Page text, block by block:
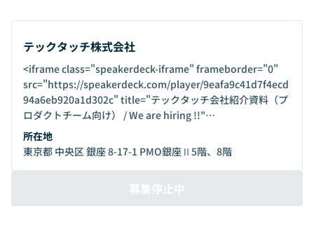
テックタッチ株式会社
<iframe class="speakerdeck-iframe" frameborder="0"
src="https://speakerdeck.com/player/9eafa9c41d7f4ecd
94a6eb920a1d302c" title="テックタッチ会社紹介資料（プ
ロダクトチーム向け） / We are hiring !!"
allowfullscreen="true" style="border: 0px; background:
padding-box padding-box rgba(0, 0, 0, 0.1); margin: 0px;
padding: 0px; border-radius: 6px; box-shadow: rgba(0, 0,
ratio: 560 / 315;" data-ratio="1.7777777777777777">
</iframe>▼企業概要テックタッチ株式会社 | Techtouch,
所在地
東京都 中央区 銀座 8-17-1 PMO銀座Ⅱ5階、8階
募集停止中